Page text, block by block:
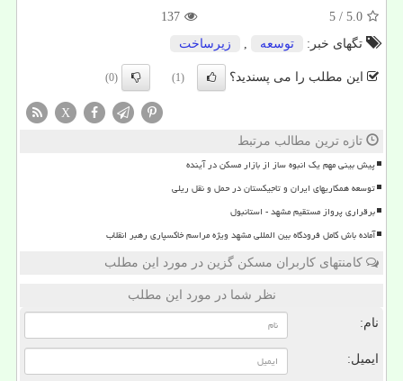
5.0
/ 5
137
تگهای خبر:
توسعه , زیرساخت
این مطلب را می پسندید؟ (1)
(0)
X
تازه ترین مطالب مرتبط
پیش بینی مهم یک انبوه ساز از بازار مسکن در آینده
توسعه همکاریهای ایران و تاجیکستان در حمل و نقل ریلی
برقراری پرواز مستقیم مشهد - استانبول
آماده باش کامل فرودگاه بین المللی مشهد ویژه مراسم خاکسپاری رهبر انقلاب
کامنتهای کاربران مسکن گزین در مورد این مطلب
نظر شما در مورد این مطلب
نام:
ایمیل: